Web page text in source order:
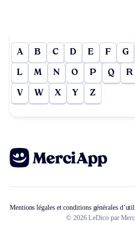
A B C D E F G
L M N O P Q R
V W X Y Z
Mentions légales et conditions générales
© 2026 LeDico par